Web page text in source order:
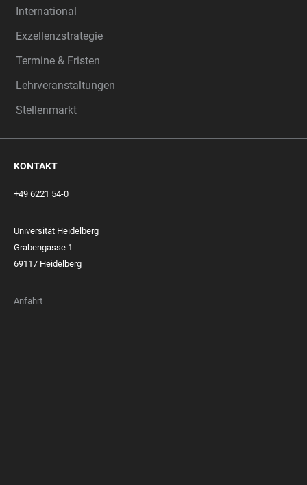
International
Exzellenzstrategie
Termine & Fristen
Lehrveranstaltungen
Stellenmarkt
KONTAKT
+49 6221 54-0
Universität Heidelberg
Grabengasse 1
69117 Heidelberg
Anfahrt